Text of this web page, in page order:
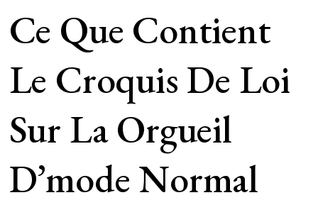
Ce Que Contient
Le Croquis De Loi
Sur La Orgueil
D’mode Normal